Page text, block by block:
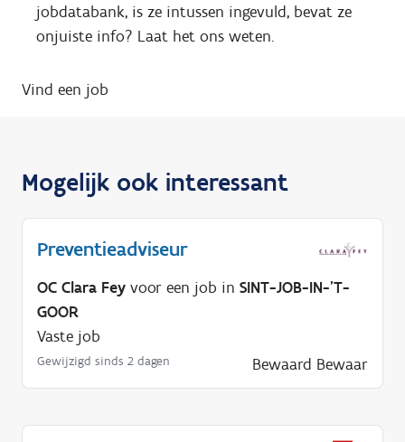
jobdatabank, is ze intussen ingevuld, bevat ze
onjuiste info? Laat het ons weten.
Vind een job
Mogelijk ook interessant
Preventieadviseur
OC Clara Fey voor een job in SINT-JOB-IN-'T-
GOOR
Vaste job
Gewijzigd sinds 2 dagen Bewaard Bewaar